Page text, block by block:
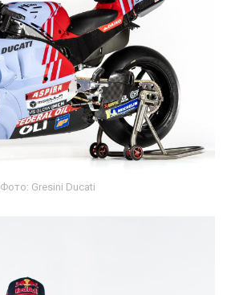
Фото: Gresini Ducati